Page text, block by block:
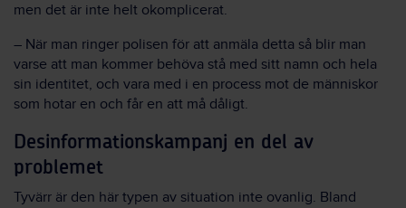
men det är inte helt okomplicerat.
– När man ringer polisen för att anmäla detta så blir man
varse att man kommer behöva stå med sitt namn och hela
sin identitet, och vara med i en process mot de människor
som hotar en och får en att må dåligt.
Desinformationskampanj en del av
problemet
Tyvärr är den här typen av situation inte ovanlig. Bland